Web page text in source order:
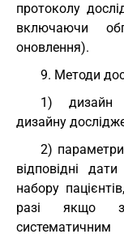
протоколу
включаючи
оновлення).
9. Методи
1) дизайн
дизайну
2)
відповідні
набору
разі якщо